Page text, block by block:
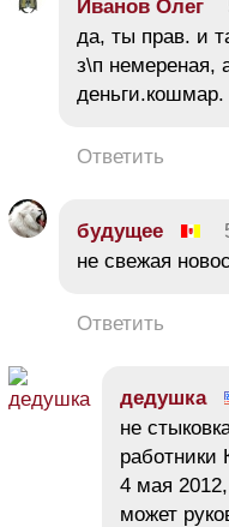
Иванов Олег
да, ты прав. и
з\п немереная,
деньги.кошмар.
Ответить
будущее
не свежая
Ответить
дедушка
не
4 мая
может